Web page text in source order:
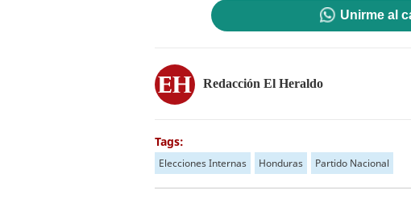
Unirme al
Redacción El Heraldo
Tags:
Elecciones Internas Honduras Partido Nacional